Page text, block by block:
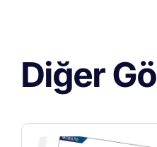
Diğer